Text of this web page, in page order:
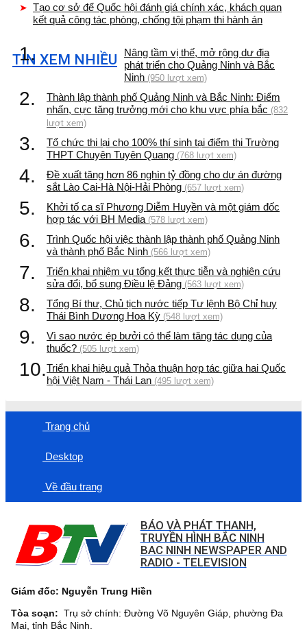
Tạo cơ sở để Quốc hội đánh giá chính xác, khách quan
kết quả công tác phòng, chống tội phạm thi hành án
TIN XEM NHIỀU
1.
Nâng tầm vị thế, mở rộng dư địa
phát triển cho Quảng Ninh và Bắc
Ninh (950 lượt xem)
2.
Thành lập thành phố Quảng Ninh và Bắc Ninh: Điểm
nhấn, cực tăng trưởng mới cho khu vực phía bắc (832
lượt xem)
3.
Tổ chức thi lại cho 100% thí sinh tại điểm thi Trường
THPT Chuyên Tuyên Quang (768 lượt xem)
4.
Đề xuất tăng hơn 86 nghìn tỷ đồng cho dự án đường
sắt Lào Cai-Hà Nội-Hải Phòng (657 lượt xem)
5.
Khởi tố ca sĩ Phương Diễm Huyền và một giám đốc
hợp tác với BH Media (578 lượt xem)
6.
Trình Quốc hội việc thành lập thành phố Quảng Ninh
và thành phố Bắc Ninh (566 lượt xem)
7.
Triển khai nhiệm vụ tổng kết thực tiễn và nghiên cứu
sửa đổi, bổ sung Điều lệ Đảng (563 lượt xem)
8.
Tổng Bí thư, Chủ tịch nước tiếp Tư lệnh Bộ Chỉ huy
Thái Bình Dương Hoa Kỳ (548 lượt xem)
9.
Vì sao nước ép bưởi có thể làm tăng tác dụng của
thuốc? (505 lượt xem)
10.Triển khai hiệu quả Thỏa thuận hợp tác giữa hai Quốc
hội Việt Nam - Thái Lan (495 lượt xem)
Trang chủ
Desktop
Về đầu trang
BÁO VÀ PHÁT THANH,
TRUYỀN HÌNH BẮC NINH
BAC NINH NEWSPAPER AND
RADIO - TELEVISION
Giám đốc: Nguyễn Trung Hiền
Tòa soạn: Trụ sở chính: Đường Võ Nguyên Giáp, phường Đa
Mai, tỉnh Bắc Ninh.